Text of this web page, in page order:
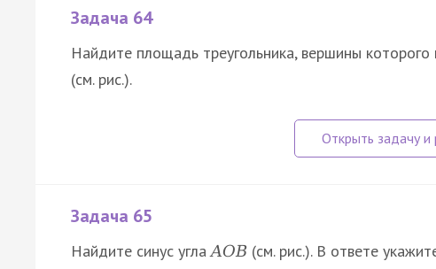
Задача 64
Найдите площадь треугольника, вершины
(см. рис.).
Задача 65
Найдите синус углаAOB (см. рис.). В ответе